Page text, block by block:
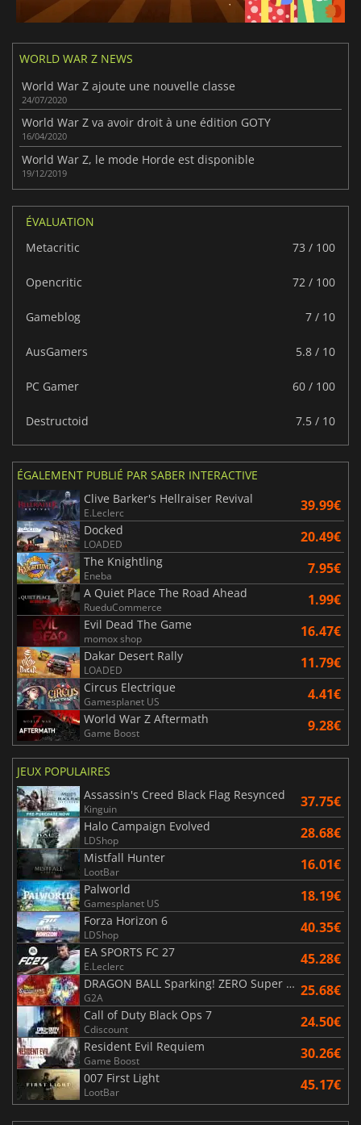
WORLD WAR Z NEWS
World War Z ajoute une nouvelle classe
24/07/2020
World War Z va avoir droit à une édition GOTY
16/04/2020
World War Z, le mode Horde est disponible
19/12/2019
ÉVALUATION
Metacritic
73 / 100
Opencritic 72 / 100
Gameblog 7 / 10
AusGamers 5.8 / 10
PC Gamer 60 / 100
Destructoid 7.5 / 10
ÉGALEMENT PUBLIÉ PAR SABER INTERACTIVE
Clive Barker's Hellraiser Revival
E.Leclerc 39.99€
Docked
LOADED 20.49€
The Knightling
Eneba 7.95€
A Quiet Place The Road Ahead
RueduCommerce 1.99€
Evil Dead The Game
momox shop 16.47€
Dakar Desert Rally
LOADED 11.79€
Circus Electrique
Gamesplanet US 4.41€
World War Z Aftermath
Game Boost 9.28€
JEUX POPULAIRES
Assassin's Creed Black Flag Resynced
Kinguin 37.75€
Halo Campaign Evolved
LDShop 28.68€
Mistfall Hunter
LootBar 16.01€
Palworld
Gamesplanet US 18.19€
Forza Horizon 6
LDShop 40.35€
EA SPORTS FC 27
E.Leclerc 45.28€
DRAGON BALL Sparking! ZERO Super Limit Breaking NEO
G2A 25.68€
Call of Duty Black Ops 7
Cdiscount 24.50€
Resident Evil Requiem
Game Boost 30.26€
007 First Light
LootBar 45.17€